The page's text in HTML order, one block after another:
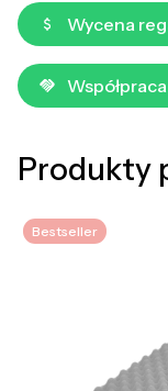
Wycena
Produkty
Bestseller